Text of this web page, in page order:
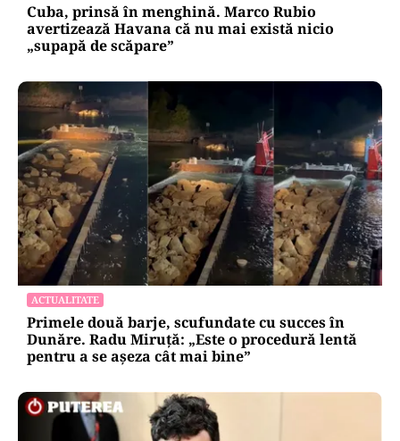
Cuba, prinsă în menghină. Marco Rubio
avertizează Havana că nu mai există nicio
„supapă de scăpare”
ACTUALITATE
Primele două barje, scufundate cu succes în
Dunăre. Radu Miruță: „Este o procedură lentă
pentru a se așeza cât mai bine”